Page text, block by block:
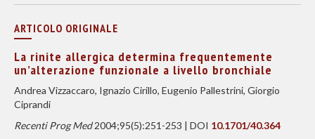
ARTICOLO ORIGINALE
La rinite allergica determina frequentemente
un’alterazione funzionale a livello bronchiale
Andrea Vizzaccaro, Ignazio Cirillo, Eugenio Pallestrini, Giorgio
Ciprandi
Recenti Prog Med2004;95(5):251-253 | DOI 10.1701/40.364